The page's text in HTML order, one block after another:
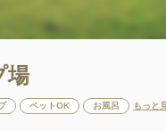
場
ペットOK お風呂 もっと